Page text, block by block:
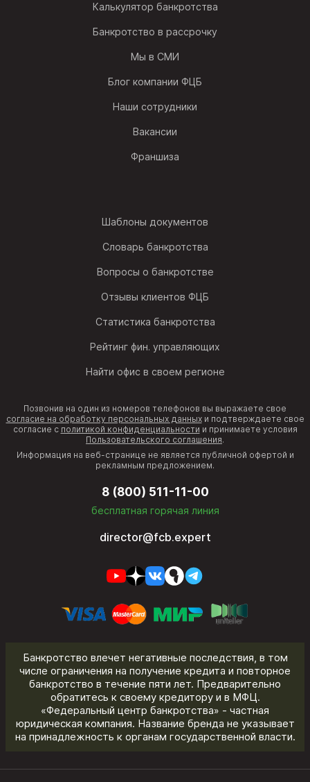
Калькулятор банкротства
Банкротство в рассрочку
Мы в СМИ
Блог компании ФЦБ
Наши сотрудники
Вакансии
Франшиза
Шаблоны документов
Словарь банкротства
Вопросы о банкротстве
Отзывы клиентов ФЦБ
Статистика банкротства
Рейтинг фин. управляющих
Найти офис в своем регионе
Позвонив на один из номеров телефонов вы выражаете свое
согласие на обработку персональных данныхи подтверждаете свое
согласие с политикой конфиденциальности и принимаете условия
Пользовательского соглашения.
Информация на веб-странице не является публичной офертой и
рекламным предложением.
8 (800) 511-11-00
бесплатная горячая линия
director@fcb.expert
Банкротство влечет негативные последствия, в том
числе ограничения на получение кредита и повторное
банкротство в течение пяти лет. Предварительно
обратитесь к своему кредитору и в МФЦ.
«Федеральный центр банкротства» - частная
юридическая компания. Название бренда не указывает
на принадлежность к органам государственной власти.